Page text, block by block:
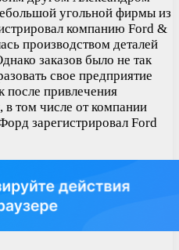
угольной фирмы из
компанию Ford &
производством деталей
заказов было не так
свое предприятие
после привлечения
в том числе от компании
зарегистрировал Ford